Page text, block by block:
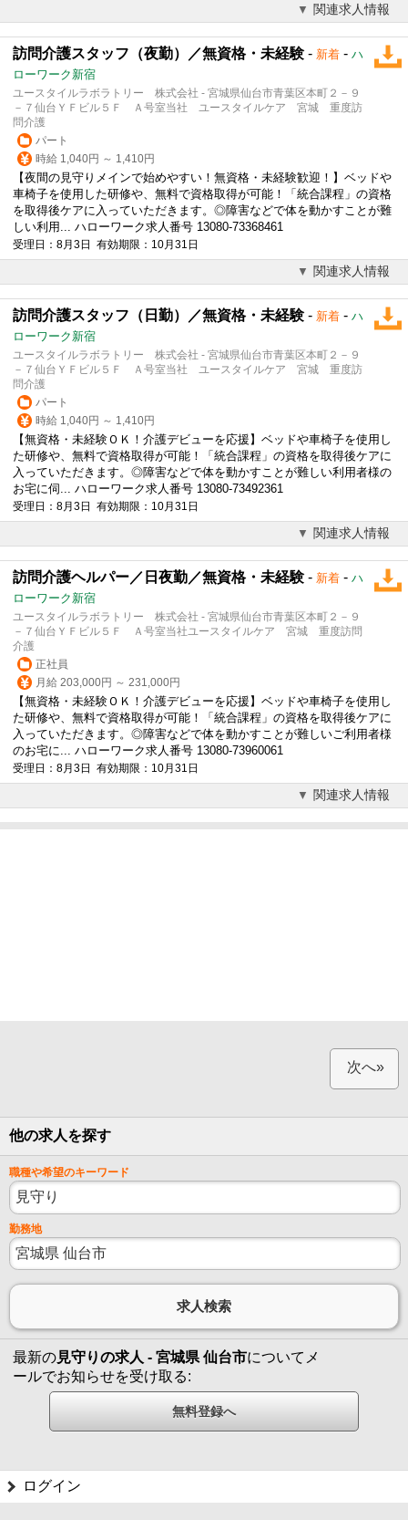
関連求人情報
訪問介護スタッフ（夜勤）／無資格・未経験- 新着 - ハ
ローワーク新宿
ユースタイルラボラトリー 株式会社 - 宮城県仙台市青葉区本町２－９
－７仙台ＹＦビル５Ｆ Ａ号室当社 ユースタイルケア 宮城 重度訪
問介護
パート
時給 1,040円 ～ 1,410円
【夜間の見守り メインで始めやすい！無資格・未経験歓迎！】ベッドや
車椅子を使用した研修や、無料で資格取得が可能！「統合課程」の資格
を取得後ケアに入っていただきます。◎障害などで体を動かすことが難
しい利用... ハローワーク求人番号 13080-73368461
受理日：8月3日 有効期限：10月31日
関連求人情報
訪問介護スタッフ（日勤）／無資格・未経験- 新着 - ハ
ローワーク新宿
ユースタイルラボラトリー 株式会社 - 宮城県仙台市青葉区本町２－９
－７仙台ＹＦビル５Ｆ Ａ号室当社 ユースタイルケア 宮城 重度訪
問介護
パート
時給 1,040円 ～ 1,410円
【無資格・未経験ＯＫ！介護デビューを応援】ベッドや車椅子を使用し
た研修や、無料で資格取得が可能！「統合課程」の資格を取得後ケアに
入っていただきます。◎障害などで体を動かすことが難しい利用者様の
お宅に伺... ハローワーク求人番号 13080-73492361
受理日：8月3日 有効期限：10月31日
関連求人情報
訪問介護ヘルパー／日夜勤／無資格・未経験- 新着 - ハ
ローワーク新宿
ユースタイルラボラトリー 株式会社 - 宮城県仙台市青葉区本町２－９
－７仙台ＹＦビル５Ｆ Ａ号室当社ユースタイルケア 宮城 重度訪問
介護
正社員
月給 203,000円 ～ 231,000円
【無資格・未経験ＯＫ！介護デビューを応援】ベッドや車椅子を使用し
た研修や、無料で資格取得が可能！「統合課程」の資格を取得後ケアに
入っていただきます。◎障害などで体を動かすことが難しいご利用者様
のお宅に... ハローワーク求人番号 13080-73960061
受理日：8月3日 有効期限：10月31日
関連求人情報
次へ»
他の求人を探す
職種や希望のキーワード
勤務地
最新の見守りの求人 - 宮城県 仙台市についてメ
ールでお知らせを受け取る:
ログイン